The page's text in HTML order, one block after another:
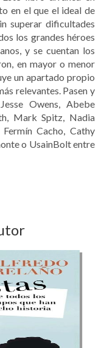
en el que el ideal de
superar dificultades
los grandes héroes
y se cuentan los
en mayor o menor
un apartado propio
relevantes. Pasen y
Owens, Abebe
Mark Spitz, Nadia
Cacho, Cathy
o UsainBolt entre